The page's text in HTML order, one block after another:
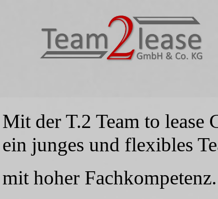
Mit der T.2 Team to
ein junges und flexibles
mit hoher Fachkompetenz.